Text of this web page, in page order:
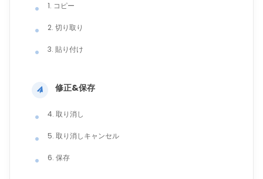
1. コピー
2. 切り取り
3. 貼り付け
修正&保存
4. 取り消し
5. 取り消しキャンセル
6. 保存